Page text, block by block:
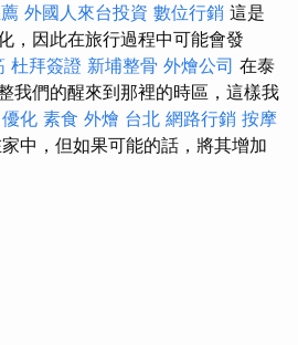
外國人來台投資 數位行銷 這是
，因此在旅行過程中可能會發
杜拜簽證 新埔整骨 外燴公司 在泰
我們的醒來到那裡的時區，這樣我
優化 素食 外燴 台北 網路行銷 按摩
中，但如果可能的話，將其增加